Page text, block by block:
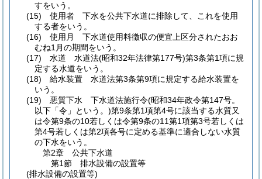
すをいう。
(15)
使用者 下水を公共下水道に排除して、これを使用
する者をいう。
(16)
使用月 下水道使用料徴収の便宜上区分されたおお
むね1月の期間をいう。
(17)
水道 水道法(昭和32年法律第177号)第3条第1項に規
定する水道をいう。
(18)
給水装置 水道法第3条第9項に規定する給水装置を
いう。
(19)
悪質下水 下水道法施行令(昭和34年政令第147号。
以下「令」という。)第9条第1項第4号に該当する水質又
は令第9条の10若しくは令第9条の11第1項第3号若しくは
第4号若しくは第2項各号に定める基準に適合しない水質
の下水をいう。
第2章
公共下水道
第1節
排水設備の設置等
(排水設備の設置等)